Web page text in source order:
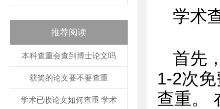
推荐阅读
本科查重会查到博士论文吗
获奖的论文要不要查重
学术已收论文如何查重 学术
学术
首先
1-2次
查重。